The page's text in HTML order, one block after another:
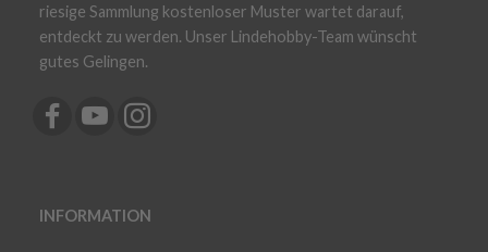
riesige Sammlung kostenloser Muster wartet darauf,
entdeckt zu werden. Unser Lindehobby-Team wünscht
gutes Gelingen.
INFORMATION